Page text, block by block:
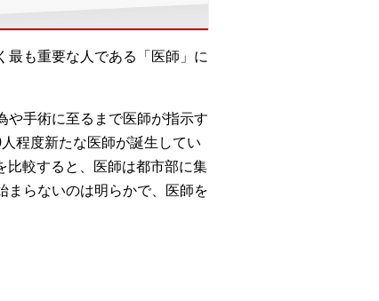
最も重要な人である「医師」に
や手術に至るまで医師が指示す
程度新たな医師が誕生してい
比較すると、医師は都市部に集
まらないのは明らかで、医師を